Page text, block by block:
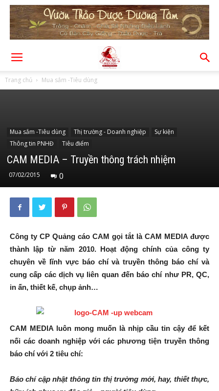
Trang chủ Mua sắm -Tiêu dùng
Mua sắm -Tiêu dùng Thị trường - Doanh nghiệp
Sự kiện
Thông tin PNHĐ
Tiêu điểm
CAM MEDIA – Truyền thông trách nhiệm
07/02/2015 0
Công ty CP Quảng cáo CAM gọi tắt là CAM MEDIA được
thành lập từ năm 2010. Hoạt động chính của công ty
chuyên về lĩnh vực báo chí và truyền thông báo chí và
cung cấp các dịch vụ liên quan đến báo chí như PR, QC,
in ấn, thiết kế, chụp ảnh…
CAM MEDIA luôn mong muốn là nhịp cầu tin cậy để kết
nối các doanh nghiệp với các phương tiện truyền thông
báo chí với 2 tiêu chí:
Báo chí cập nhật thông tin thị trường mới, hay, thiết thực,